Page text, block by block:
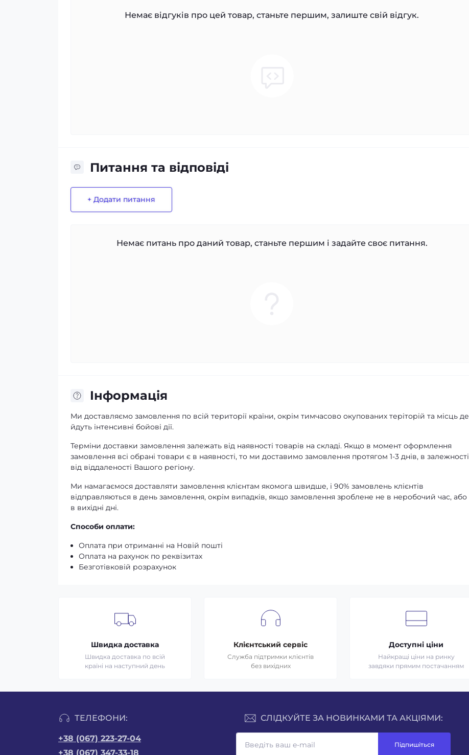
Немає відгуків про цей товар, станьте першим, залиште свій відгук.
Питання та відповіді
+ Додати питання
Немає питань про даний товар, станьте першим і задайте своє питання.
Iнформація
Ми доставляємо замовлення по всій території країни, окрім тимчасово окупованих теріторій та місць де
йдуть інтенсивні бойові дії.
Терміни доставки замовлення залежать від наявності товарів на складі. Якщо в момент оформлення
замовлення всі обрані товари є в наявності, то ми доставимо замовлення протягом 1-3 днів, в залежності
від віддаленості Вашого регіону.
Ми намагаємося доставляти замовлення клієнтам якомога швидше, і 90% замовлень клієнтів
відправляються в день замовлення, окрім випадків, якщо замовлення зроблене не в неробочий час, або
в вихідні дні.
Способи оплати:
Оплата при отриманні на Новій пошті
Оплата на рахунок по реквізитах
Безготівковій розрахунок
Швидка доставка
Швидка доставка по всій
країні на наступний день
Клієнтський сервіс
Служба підтримки клієнтів
без вихідних
Доступні ціни
Найкращі ціни на ринку
завдяки прямим постачанням
ТЕЛЕФОНИ:
+38 (067) 223-27-04
+38 (067) 347-33-18
СЛІДКУЙТЕ ЗА НОВИНКАМИ ТА АКЦІЯМИ:
Підпишіться